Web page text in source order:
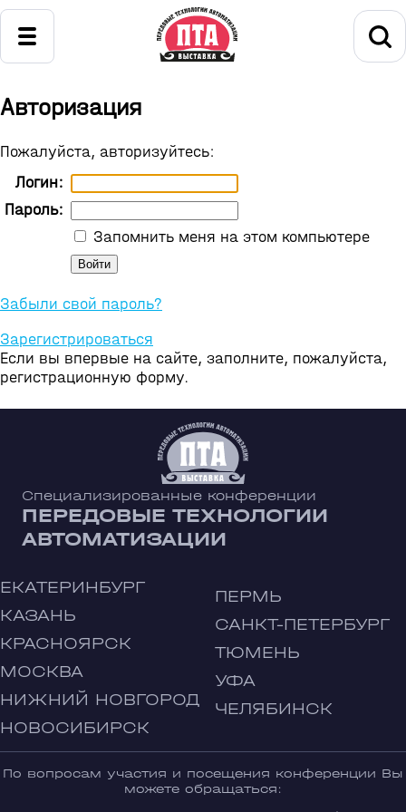
Авторизация
Пожалуйста, авторизуйтесь:
Логин:
Пароль:
Запомнить меня на этом компьютере
Забыли свой пароль?
Зарегистрироваться
Если вы впервые на сайте, заполните, пожалуйста,
регистрационную форму.
Специализированные конференции
ПЕРЕДОВЫЕ ТЕХНОЛОГИИ
АВТОМАТИЗАЦИИ
ЕКАТЕРИНБУРГ
КАЗАНЬ
КРАСНОЯРСК
МОСКВА
НИЖНИЙ НОВГОРОД
НОВОСИБИРСК
ПЕРМЬ
САНКТ-ПЕТЕРБУРГ
ТЮМЕНЬ
УФА
ЧЕЛЯБИНСК
По вопросам участия и посещения конференции Вы
можете обращаться: